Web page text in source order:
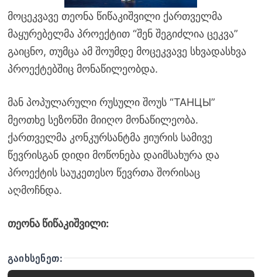
მოცეკვავე თეონა წიწაკიშვილი ქართველმა
მაყურებელმა პროექტით “შენ შეგიძლია ცეკვა”
გაიცნო, თუმცა ამ შოუმდე მოცეკვავე სხვადასხვა
პროექტებშიც მონაწილეობდა.
მან პოპულარული რუსული შოუს “ТАНЦЫ”
მეოთხე სეზონში მიიღო მონაწილეობა.
ქართველმა კონკურსანტმა ჟიურის სამივე
წევრისგან დიდი მოწონება დაიმსახურა და
პროექტის საუკეთესო წევრთა შორისაც
აღმოჩნდა.
თეონა წიწაკიშვილი:
ᲒᲐᲘᲮᲡᲔᲜᲔᲗ: